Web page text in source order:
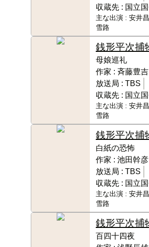
収蔵先 : 国立
主な出演 : 安井
雪路
銭形平次捕
母娘巡礼
作家 : 斉藤豊吉
放送局 : TBS
収蔵先 : 国立
主な出演 : 安井
雪路
銭形平次捕
白紙の恐怖
作家 : 池田幹彦
放送局 : TBS
収蔵先 : 国立
主な出演 : 安井
雪路
銭形平次捕
百四十四夜